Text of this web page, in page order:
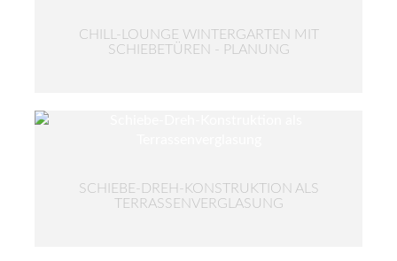
CHILL-LOUNGE WINTERGARTEN MIT
SCHIEBETÜREN - PLANUNG
SCHIEBE-DREH-KONSTRUKTION ALS
TERRASSENVERGLASUNG